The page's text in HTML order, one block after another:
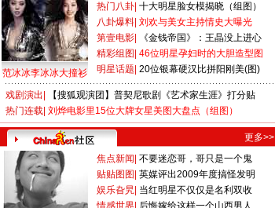
范冰冰李冰冰大撞衫
热门八卦 十大明星脸女模揭晓（组图）
八卦爆料 刘欢与美女主持情史大曝光
第壹电影
《金钱帝国》：王晶没上进心
精彩组图 46位明星孕妇时的大胆造型图
明星话题 20位银幕硬汉比拼阳刚美(图)
戏剧演出
【搜狐观演团】普契尼歌剧《艺术家生涯》打分贴
热门连载 刘烨电影里15位大牌女星美图大盘点（组图）
更多>>
焦点新闻 不要迷恋哥，哥只是一个鬼
贴贴图图 英媒评出2009年度搞怪发明
娱乐旮旯 当红明星不仅仅是名利双收
情感世界 后悔嫁给这样一个山西男人